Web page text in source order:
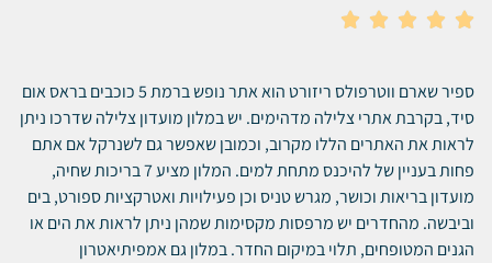





ספיר שארם ווטרפולס ריזורט הוא אתר נופש ברמת 5 כוכבים בראס אום
סיד, בקרבת אתרי צלילה מדהימים. יש במלון מועדון צלילה שדרכו ניתן
לראות את האתרים הללו מקרוב, וכמובן שאפשר גם לשנרקל אם אתם
פחות בעניין של להיכנס מתחת למים. המלון מציע 7 בריכות שחיה,
מועדון בריאות וכושר, מגרש טניס וכן פעילויות ואטרקציות ספורט, בים
וביבשה. מהחדרים יש מרפסות מקסימות שמהן ניתן לראות את הים או
הגנים המטופחים, תלוי במיקום החדר. במלון גם אמפיתיאטרון